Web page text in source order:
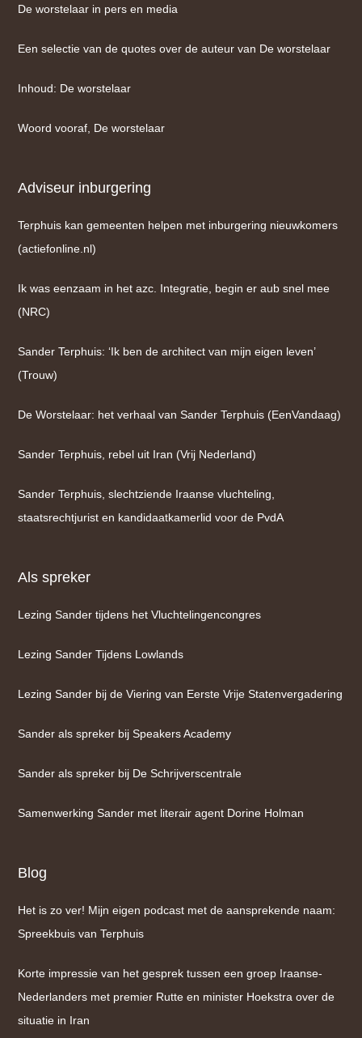
De worstelaar in pers en media
Een selectie van de quotes over de auteur van De worstelaar
Inhoud: De worstelaar
Woord vooraf, De worstelaar
Adviseur inburgering
Terphuis kan gemeenten helpen met inburgering nieuwkomers
(actiefonline.nl)
Ik was eenzaam in het azc. Integratie, begin er aub snel mee
(NRC)
Sander Terphuis: ‘Ik ben de architect van mijn eigen leven’
(Trouw)
De Worstelaar: het verhaal van Sander Terphuis (EenVandaag)
Sander Terphuis, rebel uit Iran (Vrij Nederland)
Sander Terphuis, slechtziende Iraanse vluchteling,
staatsrechtjurist en kandidaatkamerlid voor de PvdA
Als spreker
Lezing Sander tijdens het Vluchtelingencongres
Lezing Sander Tijdens Lowlands
Lezing Sander bij de Viering van Eerste Vrije Statenvergadering
Sander als spreker bij Speakers Academy
Sander als spreker bij De Schrijverscentrale
Samenwerking Sander met literair agent Dorine Holman
Blog
Het is zo ver! Mijn eigen podcast met de aansprekende naam:
Spreekbuis van Terphuis
Korte impressie van het gesprek tussen een groep Iraanse-
Nederlanders met premier Rutte en minister Hoekstra over de
situatie in Iran